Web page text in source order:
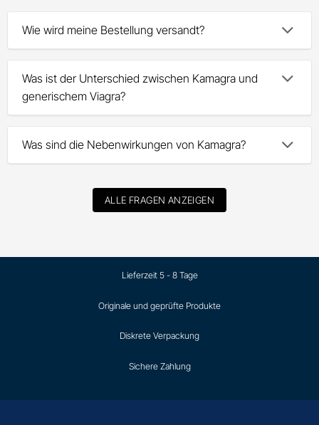
Wie wird meine Bestellung versandt?
Was ist der Unterschied zwischen Kamagra und
generischem Viagra?
Was sind die Nebenwirkungen von Kamagra?
ALLE FRAGEN ANZEIGEN
Lieferzeit 5 - 8 Tage
Originale und geprüfte Produkte
Diskrete Verpackung
Sichere Zahlung